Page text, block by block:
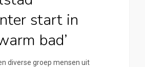
start in
bad’
diverse groep mensen uit